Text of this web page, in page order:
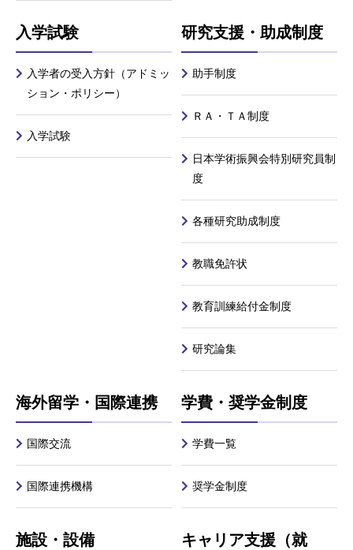
入学試験
入学者の受入方針（アドミッ
ション・ポリシー）
入学試験
研究支援・助成制度
助手制度
ＲＡ・ＴＡ制度
日本学術振興会特別研究員制
度
各種研究助成制度
教職免許状
教育訓練給付金制度
研究論集
海外留学・国際連携
国際交流
国際連携機構
学費・奨学金制度
学費一覧
奨学金制度
施設・設備
キャリア支援（就